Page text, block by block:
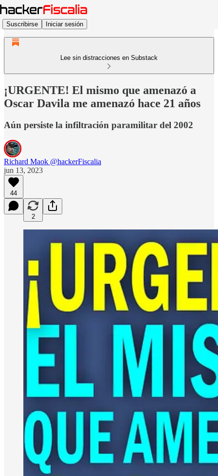
Suscribirse Iniciar sesión
Lee sin distracciones en Substack
¡URGENTE! El mismo que amenazó a
Oscar Davila me amenazó hace 21 años
Aún persiste la infiltración paramilitar del 2002
Richard Maok @hackerFiscalia
jun 13, 2023
44
2